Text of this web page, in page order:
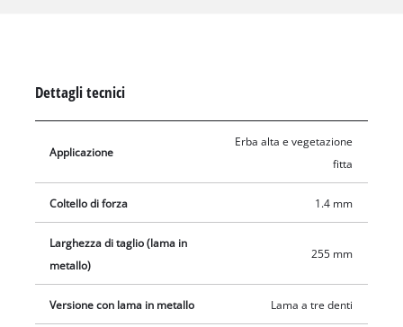
Dettagli tecnici
Applicazione
Erba alta e vegetazione
fitta
Coltello di forza 1.4 mm
Larghezza di taglio (lama in
metallo)
255 mm
Versione con lama in metallo Lama a tre denti